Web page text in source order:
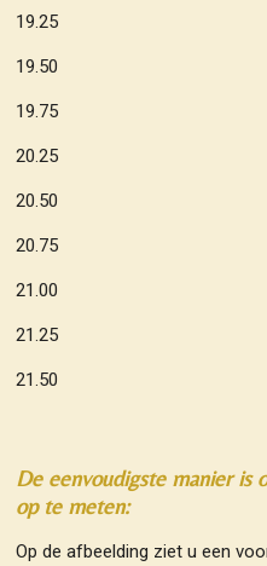
19.25
19.50
19.75
20.25
20.50
20.75
21.00
21.25
21.50
De eenvoudigste manier is
op te meten:
Op de afbeelding ziet u een